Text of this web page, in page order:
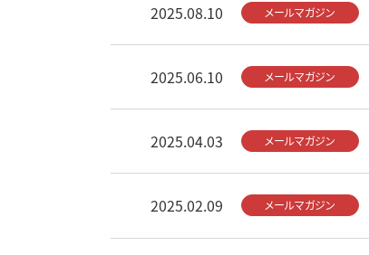
2025.08.10 メールマガジン
2025.06.10 メールマガジン
2025.04.03 メールマガジン
2025.02.09 メールマガジン